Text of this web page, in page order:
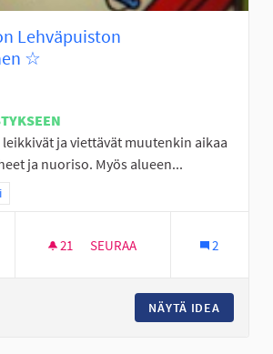
Lehväpuiston
☆
ja viettävät muutenkin aikaa
ja nuoriso. Myös alueen...
mukaan: Itäinen Seinäjoki
21 21 SEURAAJAA
SEURAA 2
NÄYTÄ IDEA